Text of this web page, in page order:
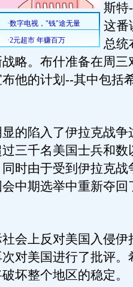
斯特
这番
总统
略。布什准备在周三
他的计划--其中包括
陷入了伊拉克战争
三千名美国士兵和数
时由于受到伊拉克战
中期选举中重新夺回
上反对美国入侵伊
对美国进行了批评。
坏整个地区的稳定。